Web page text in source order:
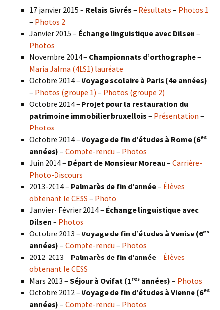
17 janvier 2015 – Relais Givrés – Résultats – Photos 1
– Photos 2
Janvier 2015 – Échange linguistique avec Dilsen –
Photos
Novembre 2014 – Championnats d’orthographe–
Maria Jalma (4LS1) lauréate
Octobre 2014 – Voyage scolaire à Paris (4e années)
– Photos (groupe 1) – Photos (groupe 2)
Octobre 2014 – Projet pour la restauration du
patrimoine immobilier bruxellois – Présentation –
Photos
Octobre 2014 – Voyage de fin d’études à Rome (6es
années) – Compte-rendu – Photos
Juin 2014 – Départ de Monsieur Moreau – Carrière-
Photo-Discours
2013-2014 – Palmarès de fin d’année– Élèves
obtenant le CESS – Photo
Janvier- Février 2014 – Échange linguistique avec
Dilsen – Photos
Octobre 2013 – Voyage de fin d’études à Venise (6es
années) – Compte-rendu – Photos
2012-2013 – Palmarès de fin d’année– Élèves
obtenant le CESS
Mars 2013 – Séjour à Ovifat (1res années) – Photos
Octobre 2012 – Voyage de fin d’études à Vienne (6es
années) – Compte-rendu – Photos